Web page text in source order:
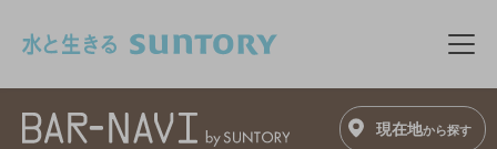
メ
現在地から探す